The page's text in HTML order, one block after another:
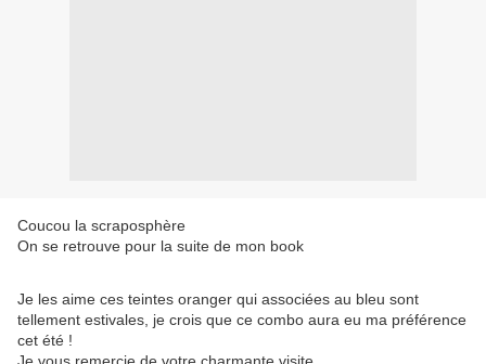
Coucou la scraposphère
On se retrouve pour la suite de mon book
Je les aime ces teintes oranger qui associées au bleu sont
tellement estivales, je crois que ce combo aura eu ma préférence
cet été !